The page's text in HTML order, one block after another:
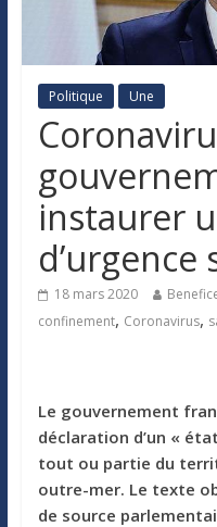
Politique Une
instaurer
d’urgence
18 mars 2020
confinement, Coronavirus,
Le gouvernement
déclaration d’un «
tout ou partie du
outre-mer. Le texte
de source